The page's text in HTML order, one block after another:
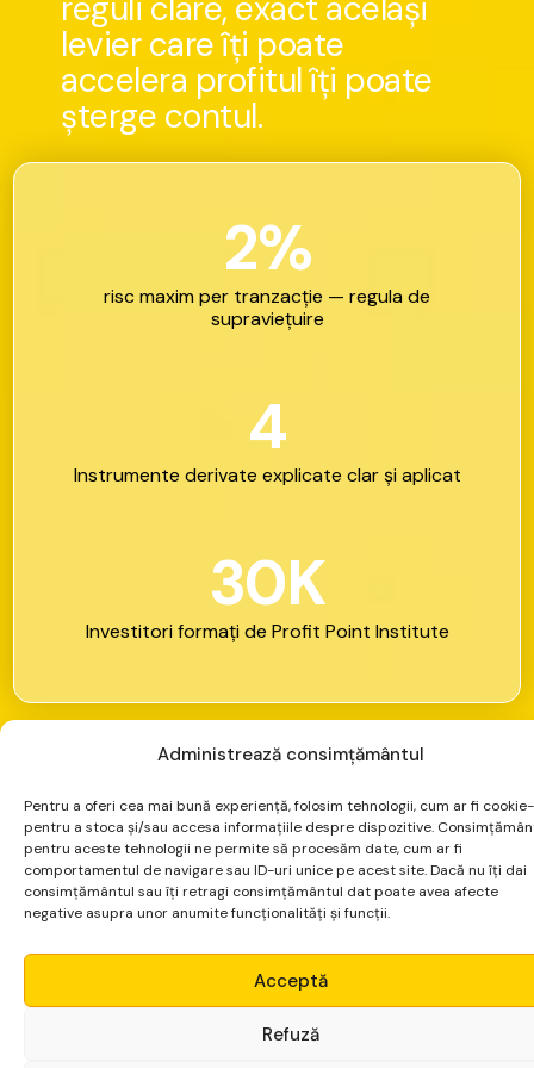
reguli clare, exact același
levier careîți poate
accelera profitulîți poate
șterge contul.
2%
riscmaximper tranzacție — regulade
supraviețuire
4
Instrumente derivate explicate clar și aplicat
30K
Investitori formați de Profit Point Institute
★CESUNTDERIVATELE
Derivatele—celemai